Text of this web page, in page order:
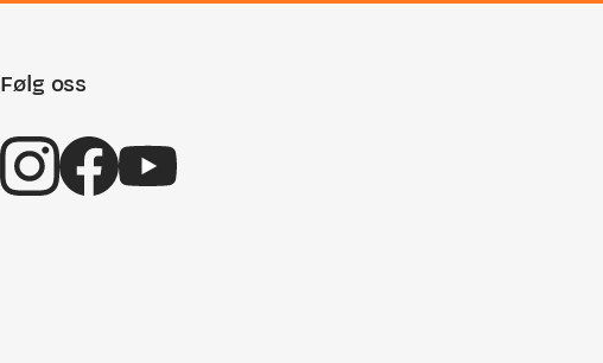
Følg oss